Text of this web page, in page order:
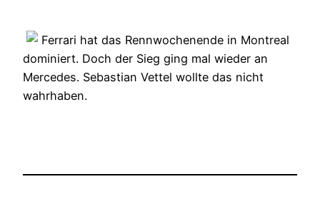
Ferrari hat das Rennwochenende in Montreal
dominiert. Doch der Sieg ging mal wieder an
Mercedes. Sebastian Vettel wollte das nicht
wahrhaben.